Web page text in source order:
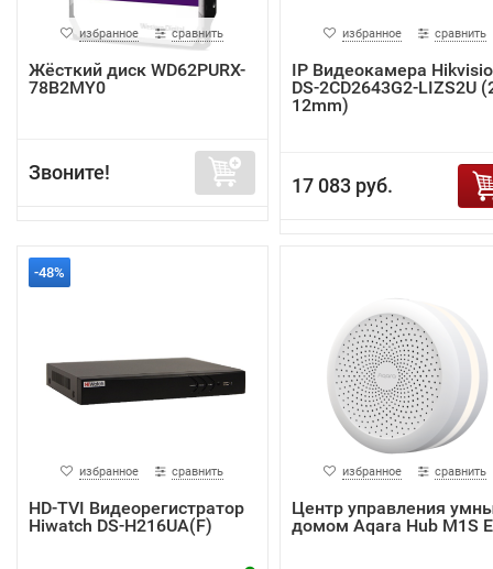
избранное сравнить
Жёсткий диск WD62PURX-
78B2MY0
Звоните!
избранное сравнить
IP Видеокамера
DS-2CD2643G2-LIZS2U
12mm)
17 083 руб.
-48%
избранное сравнить
HD-TVI Видеорегистратор
Hiwatch DS-H216UA(F)
избранное сравнить
Центр управления
домом Aqara Hub M1S